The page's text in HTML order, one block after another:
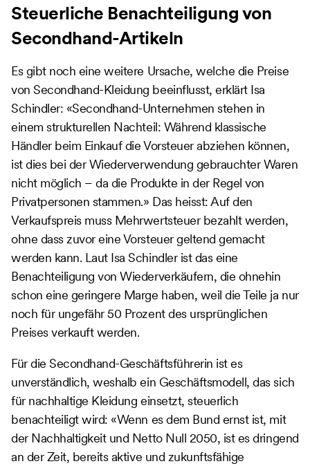
Steuerliche Benachteiligung von
Secondhand-Artikeln
Es gibt noch eine weitere Ursache, welche die Preise
von Secondhand-Kleidung beeinflusst, erklärt Isa
Schindler: «Secondhand-Unternehmen stehen in
einem strukturellen Nachteil: Während klassische
Händler beim Einkauf die Vorsteuer abziehen können,
ist dies bei der Wiederverwendung gebrauchter Waren
nicht möglich – da die Produkte in der Regel von
Privatpersonen stammen.» Das heisst: Auf den
Verkaufspreis muss Mehrwertsteuer bezahlt werden,
ohne dass zuvor eine Vorsteuer geltend gemacht
werden kann. Laut Isa Schindler ist das eine
Benachteiligung von Wiederverkäufern, die ohnehin
schon eine geringere Marge haben, weil die Teile ja nur
noch für ungefähr 50 Prozent des ursprünglichen
Preises verkauft werden.
Für die Secondhand-Geschäftsführerin ist es
unverständlich, weshalb ein Geschäftsmodell, das sich
für nachhaltige Kleidung einsetzt, steuerlich
benachteiligt wird: «Wenn es dem Bund ernst ist, mit
der Nachhaltigkeit und Netto Null 2050, ist es dringend
an der Zeit, bereits aktive und zukunftsfähige